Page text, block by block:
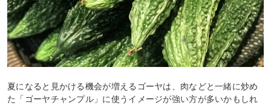
夏になると見かける機会が増えるゴーヤは、肉などと一緒に炒め
た「ゴーヤチャンプル」に使うイメージが強い方が多いかもしれ